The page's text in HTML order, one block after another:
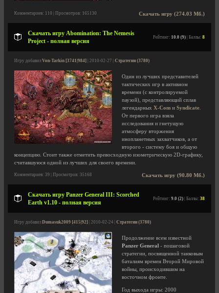
Скачать игру (274.03 Мб.)
Комментариев: 110 | Просмотров: 165130
Скачать игру Abomination: The Nemesis
Project - полная версия
Рейтинг: 10.0 (9) | Баллы: 8
Игру добавил Von-Tarkin [3741|984] | 2010-02-27 | Стратегии (3780)
Один из лучших представителей
тактических игр в активном
времени (с контролируемой
паузой), представляющий сплав
легендарных X-Com и Syndicate
От первого игра взяла
исследования и гнетущую
атмосферу вторжения
инопланетных захватчиков, а от
второго - систему боя и общую
концепцию. Стоит также отметить превосходную изометрическую 2D-графику,
считавшуюся одной из лучших для своего времени.
Скачать игру (90.80 Мб.)
Комментариев: 39 | Просмотров: 35168
Скачать игру Panzer General III: Scorched
Earth v1.10 - полная версия
Рейтинг: 9.0 (2) | Баллы: 38
Игру добавил Dumasuk2009 [415|92] | 2010-02-24 | Стратегии (3780)
Продолжение всем известной
Panzer General - пошаговой
стратегии, посвященной танковым
баталиям времен Второй Мировой
войны, происходившим на
восточном фронте.
Год выхода игры: 2000